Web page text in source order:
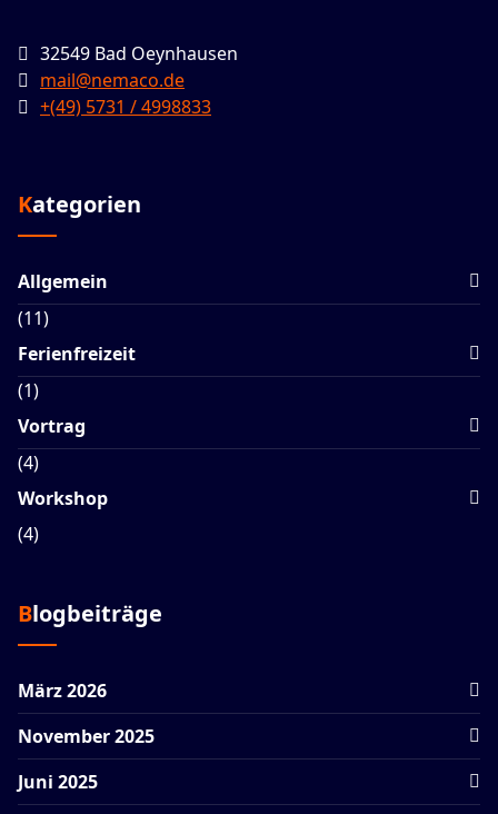
32549 Bad Oeynhausen
mail@nemaco.de
+(49) 5731 / 4998833
Kategorien
Allgemein
(11)
Ferienfreizeit
(1)
Vortrag
(4)
Workshop
(4)
Blogbeiträge
März 2026
November 2025
Juni 2025